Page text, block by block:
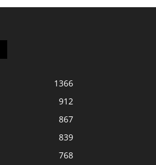
1366
912
867
839
768